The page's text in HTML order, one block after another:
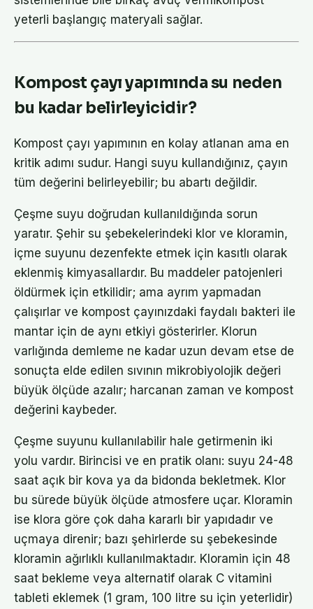
yeterli başlangıç materyali sağlar.
Kompost çayı yapımında su neden
bu kadar belirleyicidir?
Kompost çayı yapımının en kolay atlanan ama en
kritik adımı sudur. Hangi suyu kullandığınız, çayın
tüm değerini belirleyebilir; bu abartı değildir.
Çeşme suyu doğrudan kullanıldığında sorun
yaratır. Şehir su şebekelerindeki klor ve kloramin,
içme suyunu dezenfekte etmek için kasıtlı olarak
eklenmiş kimyasallardır. Bu maddeler patojenleri
öldürmek için etkilidir; ama ayrım yapmadan
çalışırlar ve kompost çayınızdaki faydalı bakteri ile
mantar için de aynı etkiyi gösterirler. Klorun
varlığında demleme ne kadar uzun devam etse de
sonuçta elde edilen sıvının mikrobiyolojik değeri
büyük ölçüde azalır; harcanan zaman ve kompost
değerini kaybeder.
Çeşme suyunu kullanılabilir hale getirmenin iki
yolu vardır. Birincisi ve en pratik olanı: suyu 24-48
saat açık bir kova ya da bidonda bekletmek. Klor
bu sürede büyük ölçüde atmosfere uçar. Kloramin
ise klora göre çok daha kararlı bir yapıdadır ve
uçmaya direnir; bazı şehirlerde su şebekesinde
kloramin ağırlıklı kullanılmaktadır. Kloramin için 48
saat bekleme veya alternatif olarak C vitamini
tableti eklemek (1 gram, 100 litre su için yeterlidir)